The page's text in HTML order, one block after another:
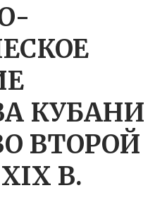
КУБАНИ
ВТОРОЙ
В.